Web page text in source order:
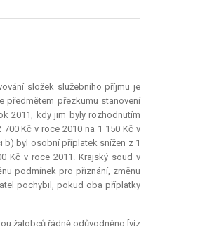
složek služebního příjmu je
předmětem přezkumu stanovení
2011, kdy jim byly rozhodnutím
Kč v roce 2010 na 1 150 Kč v
b) byl osobní příplatek snížen z 1
Kč v roce 2011. Krajský soud v
podmínek pro přiznání, změnu
pochybil, pokud oba příplatky
žalobců řádně odůvodněno [viz